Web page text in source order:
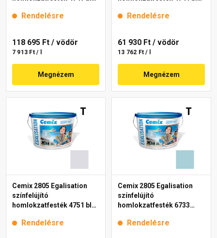
Rendelésre
118 695 Ft / vödör
7 913 Ft / l
Megnézem
Rendelésre
61 930 Ft / vödör
13 762 Ft / l
Megnézem
Cemix 2805 Egalisation
színfelújító
homlokzatfesték 4751 blue
Rendelésre
Cemix 2805 Egalisation
színfelújító
homlokzatfesték 6733
Rendelésre